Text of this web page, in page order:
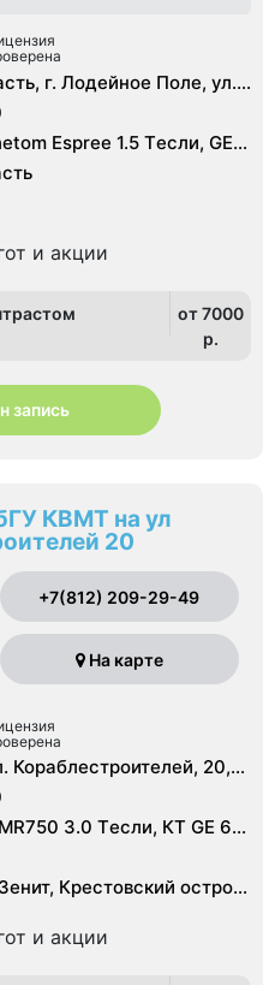
г. Лодейное Поле, ул.
Espree 1.5 Tесли, GE
Рентген
и акции
от 7000
p.
запись
КВМТ на ул
20
+7(812) 209-29-49
На карте
Кораблестроителей, 20,
3.0 Tесли, КТ GE 64
Крестовский остров,
и акции